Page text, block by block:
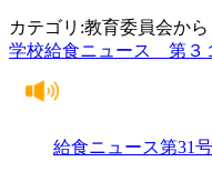
カテゴリ:教育委員会から
学校給食ニュース 第３
給食ニュース第31